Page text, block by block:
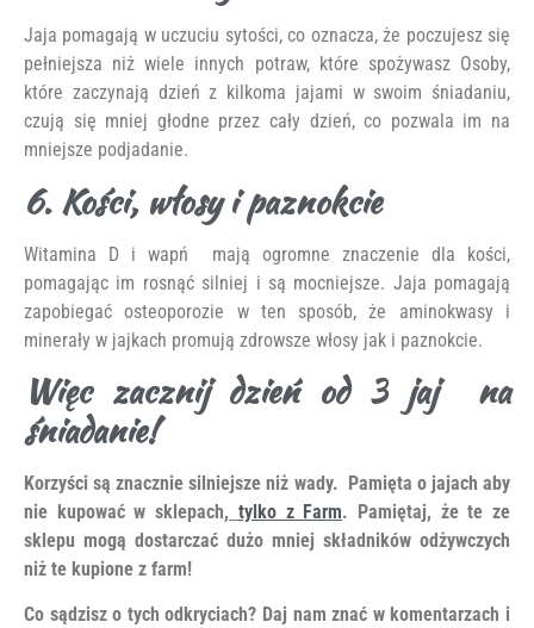
Jaja pomagają w uczuciu sytości, co oznacza, że ​​poczujesz się
pełniejsza niż wiele innych potraw, które spożywasz Osoby,
które zaczynają dzień z kilkoma jajami w swoim śniadaniu,
czują się mniej głodne przez cały dzień, co pozwala im na
mniejsze podjadanie.
6. Kości, włosy i paznokcie
Witamina D i wapń mają ogromne znaczenie dla kości,
pomagając im rosnąć silniej i są mocniejsze. Jaja pomagają
zapobiegać osteoporozie w ten sposób, że aminokwasy i
minerały w jajkach promują zdrowsze włosy jak i paznokcie.
Więc zacznij dzień od 3 jaj na
śniadanie!
Korzyści są znacznie silniejsze niż wady. Pamięta o jajach aby
nie kupować w sklepach, tylko z Farm. Pamiętaj, że te ze
sklepu mogą dostarczać dużo mniej składników odżywczych
niż te kupione z farm!
Co sądzisz o tych odkryciach? Daj nam znać w komentarzach i